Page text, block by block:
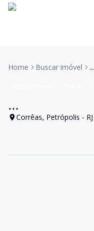
Home Buscar imóvel ...
...
Corrêas, Petrópolis - RJ